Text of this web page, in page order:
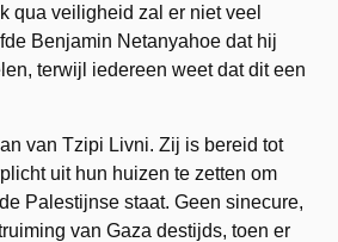
qua veiligheid zal er niet veel
Benjamin Netanyahoe dat hij
terwijl iedereen weet dat dit een
van Tzipi Livni. Zij is bereid tot
uit hun huizen te zetten om
Palestijnse staat. Geen sinecure,
van Gaza destijds, toen er